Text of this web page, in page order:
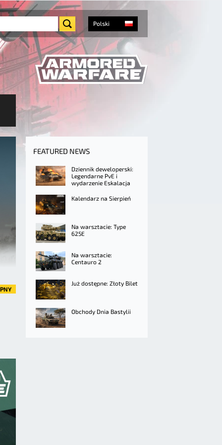
Polski
FEATURED NEWS
Dziennik deweloperski:
Legendarne PvE i
wydarzenie Eskalacja
Kalendarz na Sierpień
Na warsztacie: Type
625E
Na warsztacie:
Centauro 2
Już dostępne: Złoty Bilet
Obchody Dnia Bastylii